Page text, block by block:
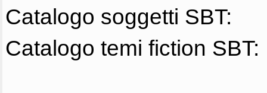
Catalogo soggetti SBT:
Catalogo temi fiction SBT: